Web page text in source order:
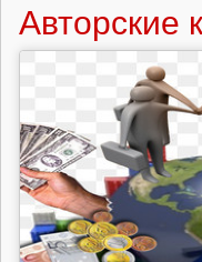
Авторские